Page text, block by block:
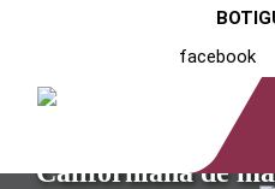
facebook
Californiana de